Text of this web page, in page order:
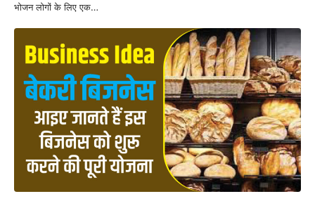
भोजन लोगों के लिए एक…